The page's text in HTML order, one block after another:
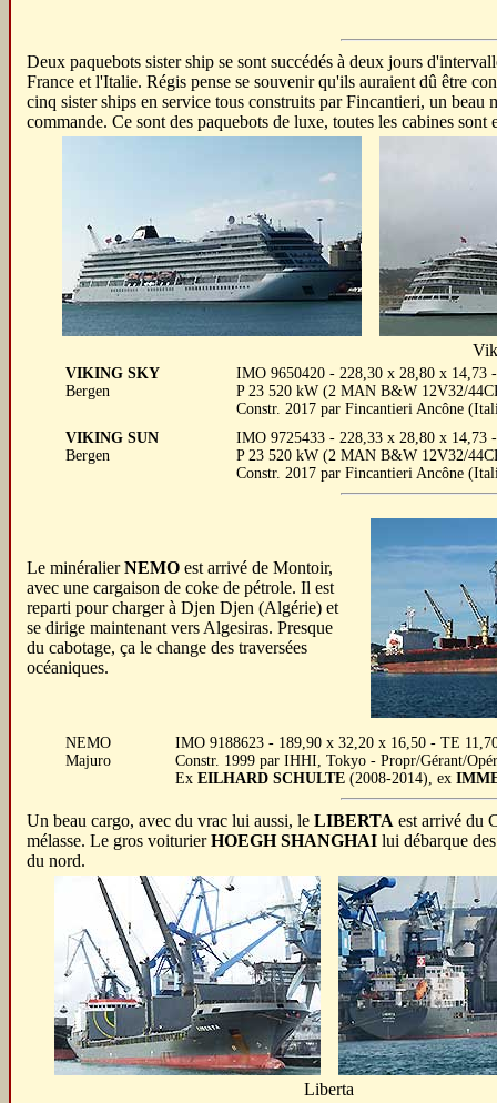
Deux paquebots sister ship se sont succédés à deux jours
France et l'Italie. Régis pense se souvenir qu'ils auraient dû être
cinq sister ships en service tous construits par Fincantieri, un
commande. Ce sont des paquebots de luxe, toutes les cabines
VIKING SKY
Bergen
IMO 9650420 - 228,30 x 28,80 x 14,73
P 23 520 kW (2 MAN B&W 12V32/
Constr. 2017 par Fincantieri Ancône
VIKING SUN
Bergen
IMO 9725433 - 228,33 x 28,80 x 14,73
P 23 520 kW (2 MAN B&W 12V32/
Constr. 2017 par Fincantieri Ancône
Le minéralierNEMO est arrivé de Montoir,
avec une cargaison de coke de pétrole. Il est
reparti pour charger à Djen Djen (Algérie) et
se dirige maintenant vers Algesiras. Presque
du cabotage, ça le change des traversées
océaniques.
NEMO
Majuro
IMO 9188623 - 189,90 x 32,20 x 16,50 - TE
Constr. 1999 par IHHI, Tokyo - Propr/Gérant/
Ex EILHARD SCHULTE (2008-2014), ex
Un beau cargo, avec du vrac lui aussi, le LIBERTA est arrivé du
mélasse. Le gros voiturierHOEGH SHANGHAI lui débarque
du nord.
Liberta